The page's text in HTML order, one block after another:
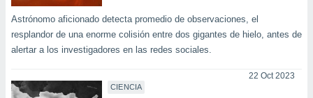
de
un
Astrónomo aficionado detecta promedio de observaciones, el
resplandor de una enorme colisión entre dos gigantes de hielo, antes de
alertar a los investigadores en las redes sociales.
CIENCIA
22 Oct 2023